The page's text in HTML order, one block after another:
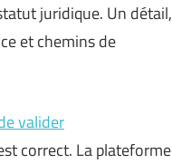
juridique. Un détail,
et chemins de
valider
correct. La plateforme